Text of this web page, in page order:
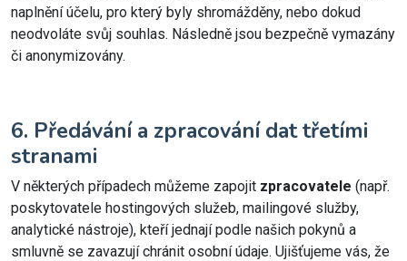
naplnění účelu, pro který byly shromážděny, nebo dokud
neodvoláte svůj souhlas. Následně jsou bezpečně vymazány
či anonymizovány.
6. Předávání a zpracování dat třetími
stranami
V některých případech můžeme zapojit zpracovatele (např.
poskytovatele hostingových služeb, mailingové služby,
analytické nástroje), kteří jednají podle našich pokynů a
smluvně se zavazují chránit osobní údaje. Ujišťujeme vás, že